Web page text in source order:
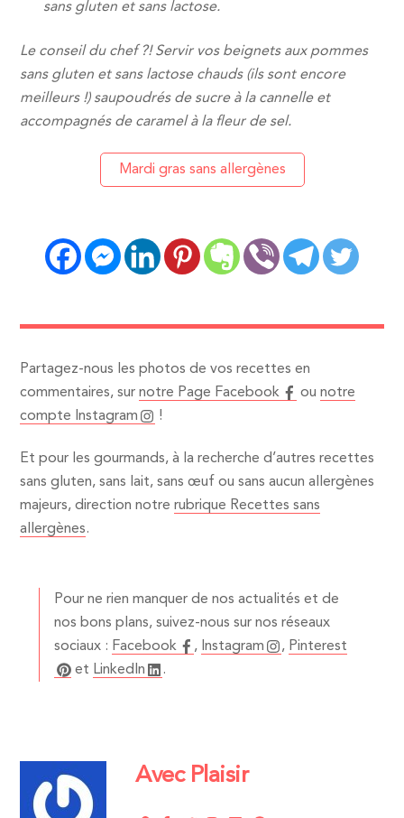
sans gluten et sans lactose.
Le conseil du chef ?! Servir vos beignets aux pommes
sans gluten et sans lactose chauds (ils sont encore
meilleurs !) saupoudrés de sucre à la cannelle et
accompagnés de caramel à la fleur de sel.
Mardi gras sans allergènes
Partagez-nous les photos de vos recettes en
commentaires, surnotre Page Facebook ounotre
compte Instagram
!
Et pour les gourmands, à la recherche d’autres recettes
sans gluten, sans lait, sans œuf ou sans aucun allergènes
majeurs, direction notrerubrique Recettes sans
allergènes.
Pour ne rien manquer de nos actualités et de
nos bons plans, suivez-nous sur nos réseaux
sociaux : Facebook , Instagram , Pinterest
et LinkedIn .
Avec Plaisir